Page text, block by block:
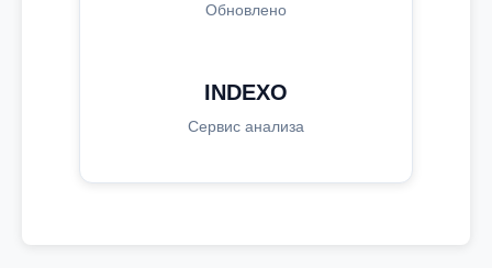
Обновлено
INDEXO
Сервис анализа